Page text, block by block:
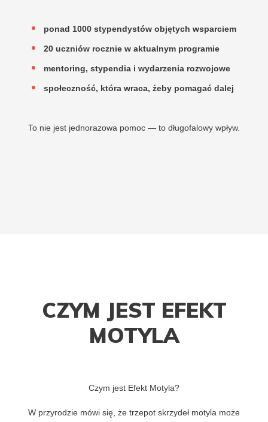
ponad 1000 stypendystów objętych wsparciem
20 uczniów rocznie w aktualnym programie
mentoring, stypendia i wydarzenia rozwojowe
społeczność, która wraca, żeby pomagać dalej
To nie jest jednorazowa pomoc — to długofalowy wpływ.
CZYM JEST EFEKT
MOTYLA
Czym jest Efekt Motyla?
W przyrodzie mówi się, że trzepot skrzydeł motyla może